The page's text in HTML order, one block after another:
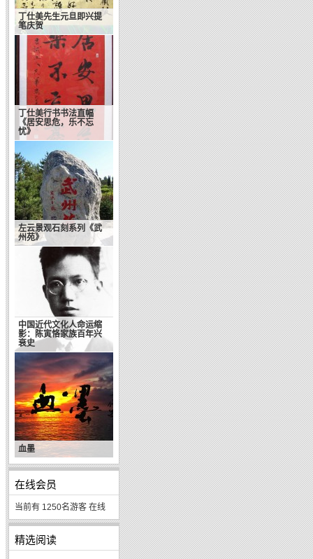
丁仕美先生元旦即兴提
笔庆贺
丁仕美行书书法直幅
《居安思危，乐不忘
忧》
左云景观石刻系列《武
州苑》
中国近代文化人命运缩
影：陈寅恪家族百年兴
衰史
血墨
在线会员
当前有 1250名游客 在线
精选阅读